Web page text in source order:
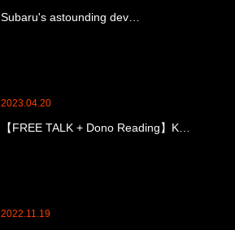
Subaru's astounding dev…
2023.04.20
【FREE TALK + Dono Reading】K…
2022.11.19